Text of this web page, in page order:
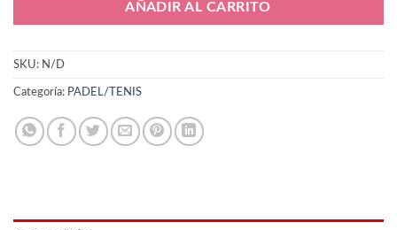
AÑADIR AL CARRITO
SKU: N/D
Categoría: PADEL/TENIS